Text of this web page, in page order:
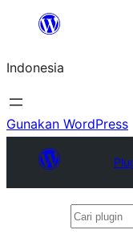
Lewati
konten
Indonesia
Gunakan WordPress
Cari